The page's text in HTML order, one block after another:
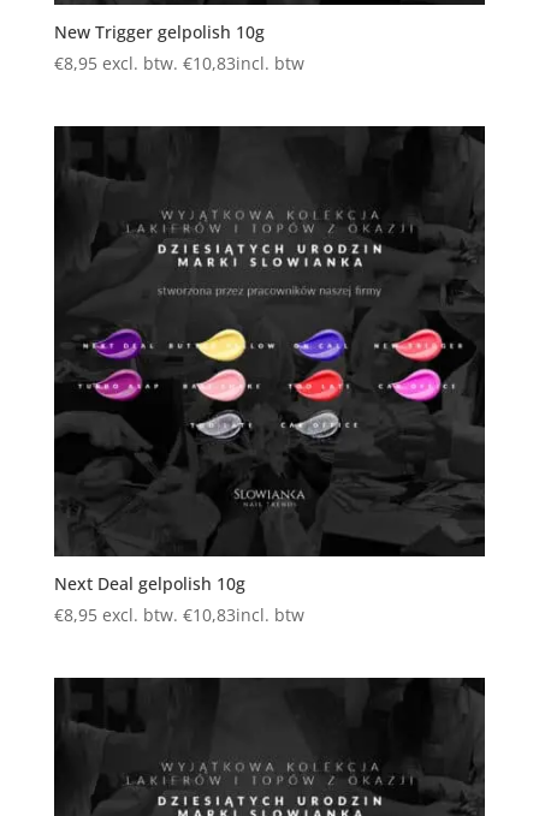
New Trigger gelpolish 10g
€8,95 excl. btw. €10,83incl. btw
Next Deal gelpolish 10g
€8,95 excl. btw. €10,83incl. btw